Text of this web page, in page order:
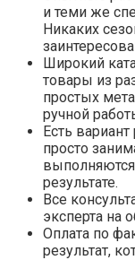
и теми же
Никаких
Широкий
товары из
простых
ручной
Есть
просто
результате.
Все
эксперта на
Оплата по
результат,